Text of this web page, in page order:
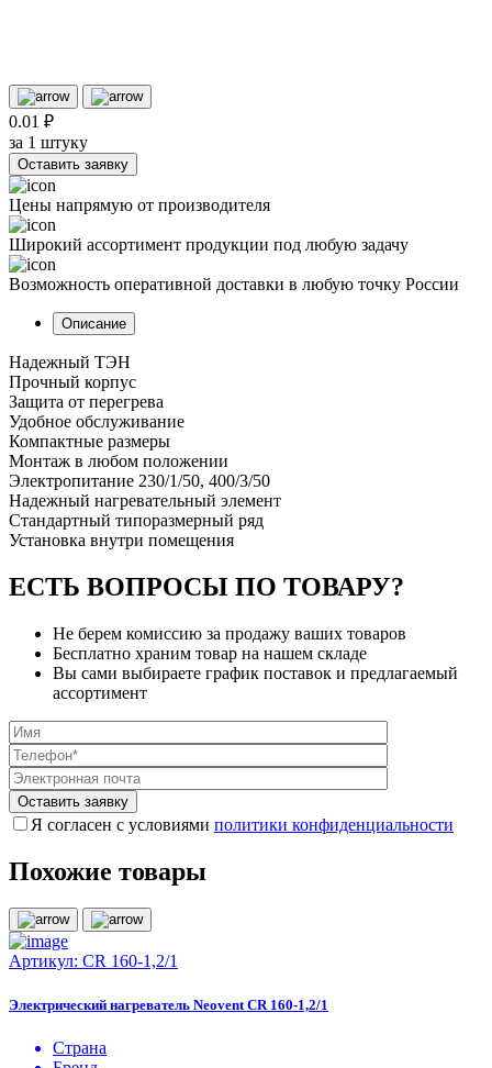
0.01 ₽
за 1 штуку
Оставить заявку
Цены напрямую от производителя
Широкий ассортимент продукции под любую задачу
Возможность оперативной доставки в любую точку России
Описание
Надежный ТЭН
Прочный корпус
Защита от перегрева
Удобное обслуживание
Компактные размеры
Монтаж в любом положении
Электропитание 230/1/50, 400/3/50
Надежный нагревательный элемент
Стандартный типоразмерный ряд
Установка внутри помещения
ЕСТЬ ВОПРОСЫ ПО ТОВАРУ?
Не берем комиссию за продажу ваших товаров
Бесплатно храним товар на нашем складе
Вы сами выбираете график поставок и предлагаемый
ассортимент
Я согласен с условиями политики конфиденциальности
Похожие товары
Артикул: CR 160-1,2/1
Электрический нагреватель Neovent CR 160-1,2/1
Страна